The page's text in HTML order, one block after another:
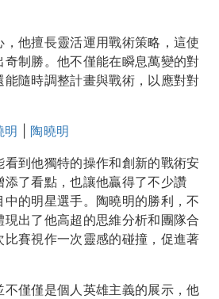
他擅長靈活運用戰術策略，這使
制勝。他不僅能在瞬息萬變的對
能隨時調整計畫與戰術，以應對對
明
陶曉明
到他獨特的操作和創新的戰術安
了看點，也讓他贏得了不少讚
的明星選手。陶曉明的勝利，不
出了他高超的思維分析和團隊合
賽視作一次靈感的碰撞，促進著
僅僅是個人英雄主義的展示，他